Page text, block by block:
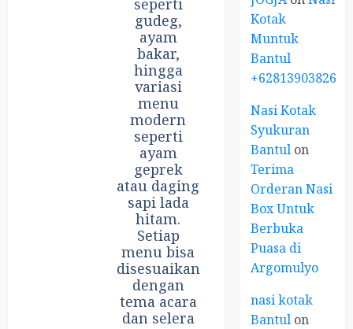
seperti
gudeg,
ayam
bakar,
hingga
variasi
menu
modern
seperti
ayam
geprek
atau daging
sapi lada
hitam.
Setiap
menu bisa
disesuaikan
dengan
tema acara
dan selera
Kotak
Muntuk
Bantul
+6281390382667
Nasi Kotak
Syukuran
Bantul on
Terima
Orderan Nasi
Box Untuk
Berbuka
Puasa di
Argomulyo
nasi kotak
Bantul on